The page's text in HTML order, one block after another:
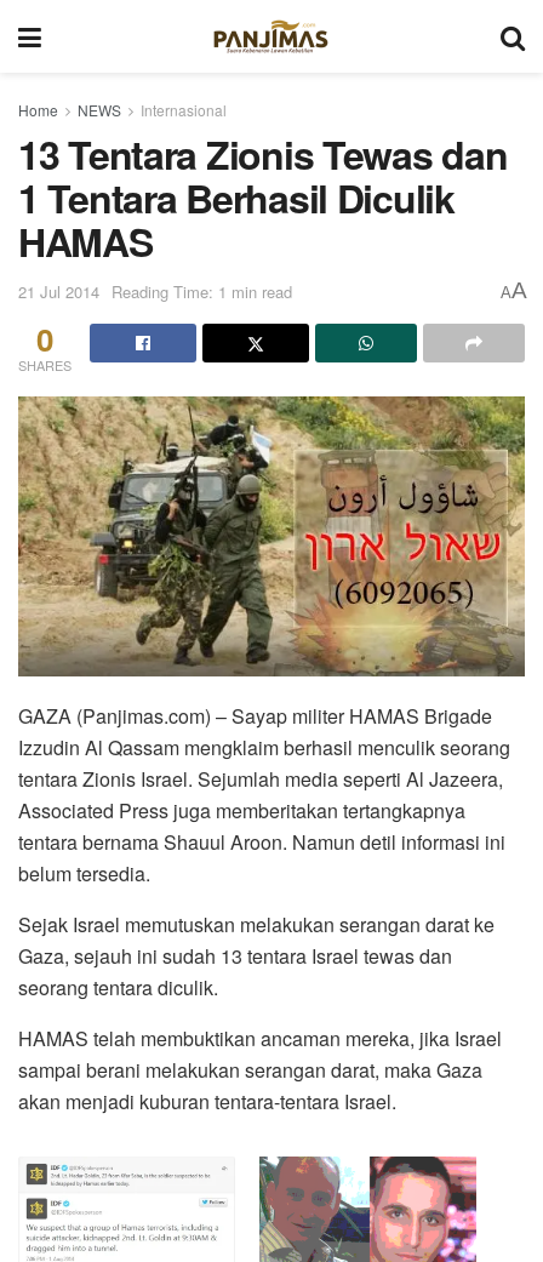
Home NEWS Internasional
13 Tentara Zionis Tewas dan
1 Tentara Berhasil Diculik
HAMAS
21 Jul 2014 Reading Time: 1 min read AA
0
SHARES
GAZA (Panjimas.com) – Sayap militer HAMAS Brigade
Izzudin Al Qassam mengklaim berhasil menculik seorang
tentara Zionis Israel. Sejumlah media seperti Al Jazeera,
Associated Press juga memberitakan tertangkapnya
tentara bernama Shauul Aroon. Namun detil informasi ini
belum tersedia.
Sejak Israel memutuskan melakukan serangan darat ke
Gaza, sejauh ini sudah 13 tentara Israel tewas dan
seorang tentara diculik.
HAMAS telah membuktikan ancaman mereka, jika Israel
sampai berani melakukan serangan darat, maka Gaza
akan menjadi kuburan tentara-tentara Israel.